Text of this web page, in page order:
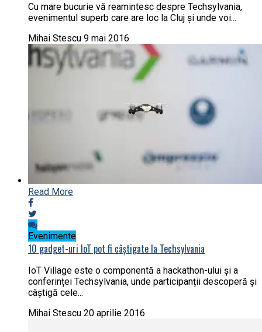
Cu mare bucurie vă reamintesc despre Techsylvania,
evenimentul superb care are loc la Cluj și unde voi...
Mihai Stescu 9 mai 2016
Read More
Evenimente
10 gadget-uri IoT pot fi câștigate la Techsylvania
IoT Village este o componentă a hackathon-ului și a
conferinței Techsylvania, unde participanții descoperă și
câștigă cele...
Mihai Stescu 20 aprilie 2016